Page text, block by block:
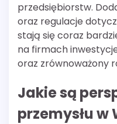
przedsiębiorstw.
oraz regulacje
stają się coraz
na firmach
oraz zrównoważony
Jakie są
przemysłu w